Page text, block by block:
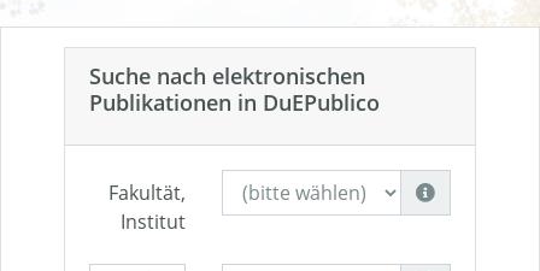
Suche nach elektronischen
Publikationen in DuEPublico
Fakultät,
Institut